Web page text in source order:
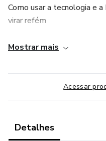
Como usar a tecnologia e
virar refém
Estratégias de
👥 Para quem é este curso:
mente
Mostrar mais
Acessar
Detalhes